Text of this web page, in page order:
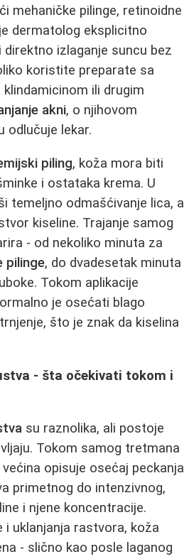
mehaničke pilinge, retinoidne
dermatolog eksplicitno
izlaganje suncu bez
koristite preparate sa
ili drugim
akni, o njihovom
odlučuje lekar.
piling, koža mora biti
i ostataka krema. U
temeljno odmašćivanje lica, a
kiseline. Trajanje samog
- od nekoliko minuta za
pilinge, do dvadesetak minuta
Tokom aplikacije
je osećati blago
što je znak da kiselina
- šta očekivati tokom i
su raznolika, ali postoje
Tokom samog tretmana
većina opisuje osećaj peckanja
primetnog do intenzivnog,
i njene koncentracije.
i uklanjanja rastvora, koža
- slično kao posle laganog